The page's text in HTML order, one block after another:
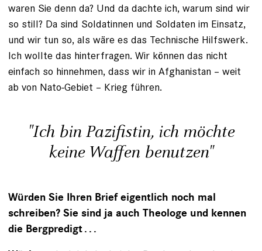
waren Sie denn da? Und da dachte ich, warum sind wir
so still? Da sind Soldatinnen und Soldaten im Einsatz,
und wir tun so, als wäre es das Technische Hilfswerk.
Ich wollte das hinterfragen. Wir können das nicht
einfach so hinnehmen, dass wir in Afghanistan – weit
ab von Nato-Gebiet – Krieg führen.
"Ich bin ­Pazifistin, ich möchte
keine Waffen benutzen"
Würden Sie Ihren Brief eigentlich noch mal
schreiben? Sie sind ja auch Theologe und kennen
die Bergpredigt . . .